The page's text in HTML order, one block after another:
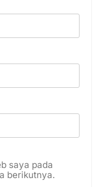
saya pada
berikutnya.